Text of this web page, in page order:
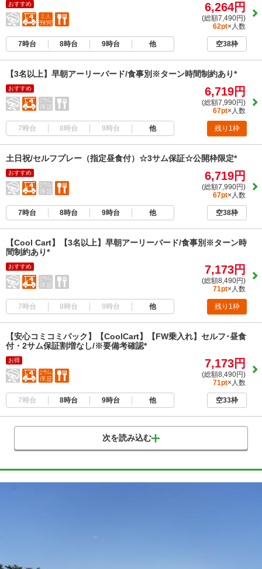
おすすめ 6,264円
(総額7,490円)
62pt×人数
7時台 8時台 9時台 他 空38枠
【3名以上】早朝アーリーバード/食事別※ターン時間制約あり*
おすすめ 6,719円
(総額7,990円)
67pt×人数
7時台 8時台 9時台 他 残り1枠
土日祝/セルフプレー（指定昼食付）☆3サム保証☆公開枠限定*
おすすめ 6,719円
(総額7,990円)
67pt×人数
7時台 8時台 9時台 他 空38枠
【Cool Cart】【3名以上】早朝アーリーバード/食事別※ターン時
間制約あり*
おすすめ 7,173円
(総額8,490円)
71pt×人数
7時台 8時台 9時台 他 残り1枠
【安心コミコミパック】【CoolCart】【FW乗入れ】セルフ･昼食
付・2サム保証割増なし/※要備考確認*
お得 7,173円
(総額8,490円)
71pt×人数
7時台 8時台 9時台 他 空33枠
次を読み込む